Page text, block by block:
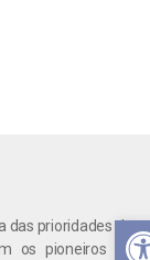
das prioridades do
os pioneiros na